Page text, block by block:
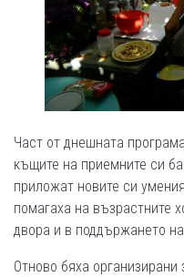
Част от днешната
къщите на приемните си
приложат новите си
помагаха на възрастните
двора и в поддържането
Отново бяха